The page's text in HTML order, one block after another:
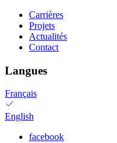
Carrières
Projets
Actualités
Contact
Langues
Français
English
facebook